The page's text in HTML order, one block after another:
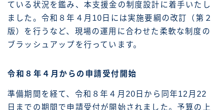
ている状況を鑑み、本支援金の制度設計に着手いたし
ました。令和８年４月10日には実施要綱の改訂（第２
版）を行うなど、現場の運用に合わせた柔軟な制度の
ブラッシュアップを行っています。
令和８年４月からの申請受付開始
準備期間を経て、令和８年４月20日から同年12月22
日までの期間で申請受付が開始されました。予算の上